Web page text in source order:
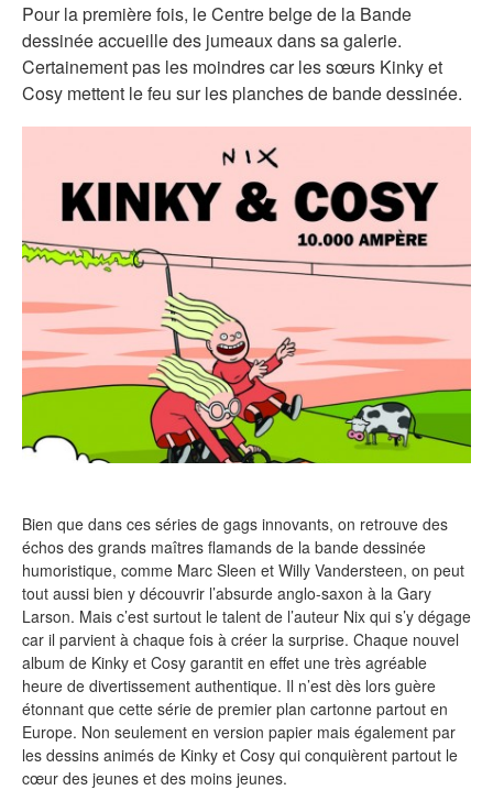
Pour la première fois, le Centre belge de la Bande
dessinée accueille des jumeaux dans sa galerie.
Certainement pas les moindres car les sœurs Kinky et
Cosy mettent le feu sur les planches de bande dessinée.
Bien que dans ces séries de gags innovants, on retrouve des
échos des grands maîtres flamands de la bande dessinée
humoristique, comme Marc Sleen et Willy Vandersteen, on peut
tout aussi bien y découvrir l’absurde anglo-saxon à la Gary
Larson. Mais c’est surtout le talent de l’auteur Nix qui s’y dégage
car il parvient à chaque fois à créer la surprise. Chaque nouvel
album de Kinky et Cosy garantit en effet une très agréable
heure de divertissement authentique. Il n’est dès lors guère
étonnant que cette série de premier plan cartonne partout en
Europe. Non seulement en version papier mais également par
les dessins animés de Kinky et Cosy qui conquièrent partout le
cœur des jeunes et des moins jeunes.